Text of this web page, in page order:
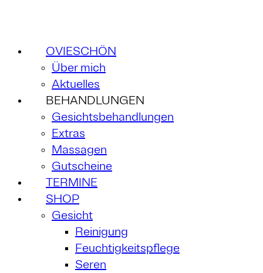
OVIESCHÖN
Über mich
Aktuelles
BEHANDLUNGEN
Gesichtsbehandlungen
Extras
Massagen
Gutscheine
TERMINE
SHOP
Gesicht
Reinigung
Feuchtigkeitspflege
Seren